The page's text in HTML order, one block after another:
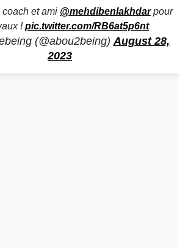
et ami @mehdibenlakhdarpour
!pic.twitter.com/RB6at5p6nt
(@abou2being)August 28,
2023